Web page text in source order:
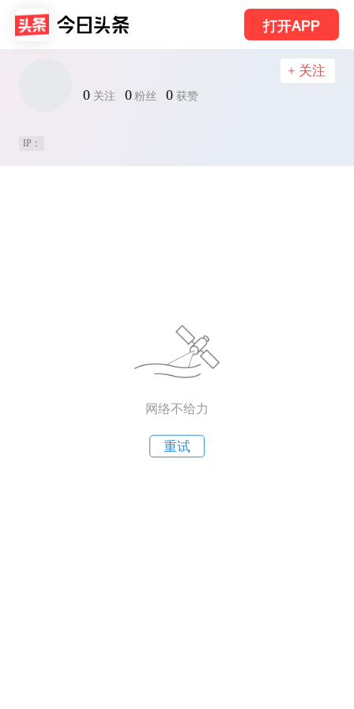
打开APP
0 关注 0 粉丝 0 获赞
+ 关注
IP：
网络不给力
重试